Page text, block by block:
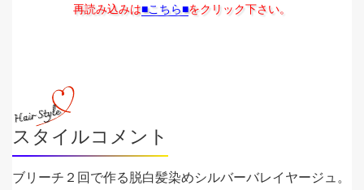
再読み込みは■こちら■をクリック下さい。
スタイルコメント
ブリーチ２回で作る脱白髪染めシルバーバレイヤージュ。